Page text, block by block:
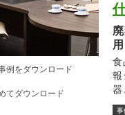
例をダウンロード
てダウンロード
食
報
器
処
事